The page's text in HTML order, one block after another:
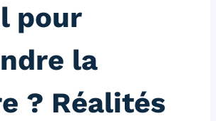
pour
la
? Réalités